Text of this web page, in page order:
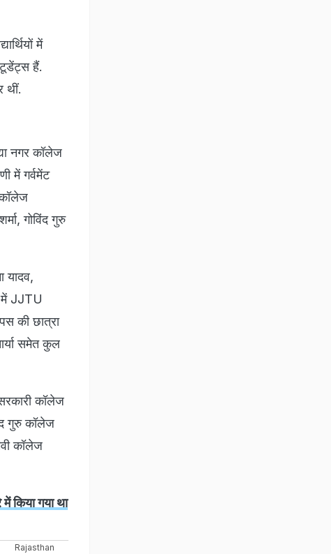
में
हैं.
थीं.
नगर कॉलेज
में गर्वमेंट
कॉलेज
गोविंद गुरु
यादव,
में JJTU
की छात्रा
समेत कुल
कॉलेज
गुरु कॉलेज
कॉलेज
किया गया था
Rajasthan